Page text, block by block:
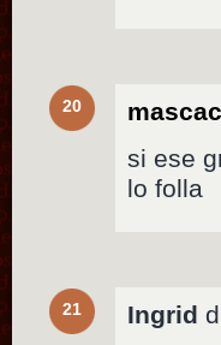
20
si ese
lo folla
21 Ingrid